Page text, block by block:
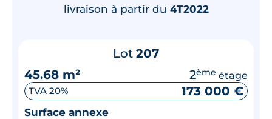
livraison à partir du 4T2022
Lot 207
45.68 m²
2ème étage
TVA 20% 173 000 €
Surface annexe